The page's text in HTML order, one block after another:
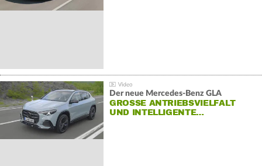
Der neue Mercedes-Benz GLA
GROSSE ANTRIEBSVIELFALT U
ND INTELLIGENTE…